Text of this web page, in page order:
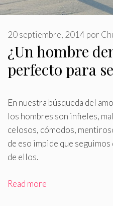
¿Un hombre
perfecto para
20 septiembre, 2014 por
En nuestra búsqueda del
los hombres son infieles,
celosos, cómodos,
de eso impide que
de ellos.
Read more